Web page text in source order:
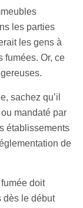
les parties
les gens à
fumées. Or, ce
sachez qu’il
mandaté par
établissements
de
doit
dès le début